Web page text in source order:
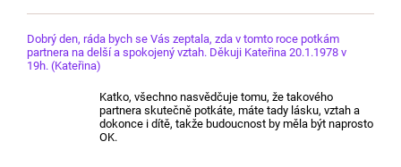
Dobrý den, ráda bych se Vás zeptala, zda v tomto roce potkám
partnera na delší a spokojený vztah. Děkuji Kateřina 20.1.1978 v
19h. (Kateřina)
Katko, všechno nasvědčuje tomu, že takového
partnera skutečně potkáte, máte tady lásku, vztah a
dokonce i dítě, takže budoucnost by měla být naprosto
OK.